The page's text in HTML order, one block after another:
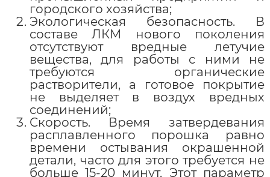
городского хозяйства;
Экологическая безопасность. В
составе ЛКМ нового поколения
отсутствуют вредные летучие
вещества, для работы с ними не
требуются органические
растворители, а готовое покрытие
не выделяет в воздух вредных
соединений;
Скорость. Время затвердевания
расплавленного порошка равно
времени остывания окрашенной
детали, часто для этого требуется не
больше 15-20 минут. Этот параметр